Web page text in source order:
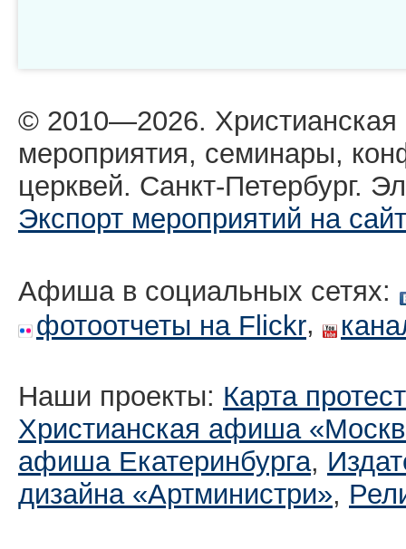
© 2010—2026.
мероприятия, семинары,
церквей. Санкт-Петербург.
Экспорт мероприятий на сайт
Афиша в социальных сетях:
фотоотчеты на Flickr,
Наши проекты: Карта
Христианская афиша
афиша Екатеринбургa,
дизайна «Артминистри»,